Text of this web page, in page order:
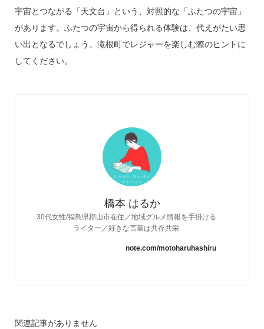
宇宙とつながる「天文台」という、対照的な「ふたつの宇宙」
があります。ふたつの宇宙から得られる体験は、代えがたい思
い出となるでしょう。滝根町でレジャーを楽しむ際のヒントに
してください。
橋本 はるか
30代女性/福島県郡山市在住／地域グルメ情報を手掛ける
ライター／好きな言葉は共存共栄
note.com/motoharuhashiru
関連記事がありません